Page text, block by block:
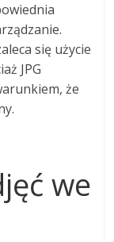
się użycie
JPG
że
we